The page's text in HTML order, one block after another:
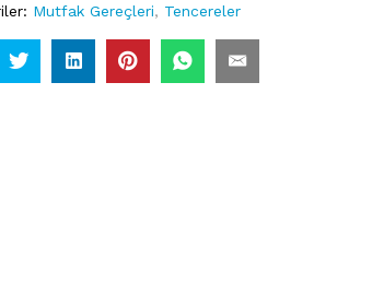
Mutfak Gereçleri, Tencereler